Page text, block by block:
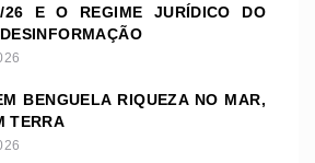
E O REGIME JURÍDICO DO
BENGUELA RIQUEZA NO MAR,
TERRA